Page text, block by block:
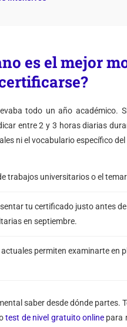
es el mejor
todo un año académico.
entre 2 y 3 horas diarias
ni el vocabulario específico del
trabajos universitarios o el
tu certificado justo antes
en septiembre.
permiten examinarte en
saber desde dónde partes.
test de nivel gratuito onlinepara